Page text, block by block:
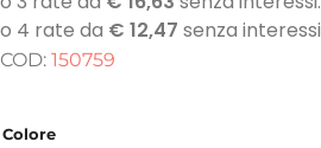
originale
era:
94,81 €.
attuale
è:
COD: 150759
Colore